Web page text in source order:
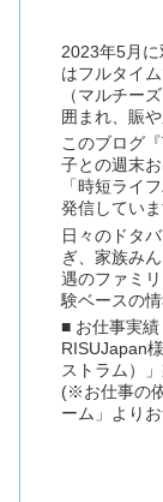
2023年5月
はフルタイ
（マルチー
囲まれ、賑
このブログ
子との週末
「時短ライ
発信していま
日々のドタ
ぎ、家族み
遇のファミ
験ベースの
■ お仕事実績
RISUJapan
ストラム）
(※お仕事の
ーム」より